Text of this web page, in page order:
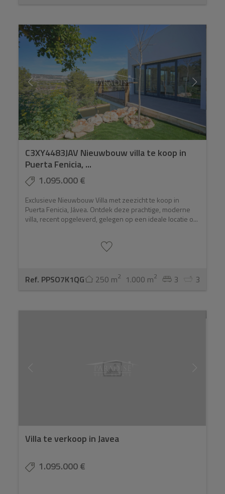
C3XY4483JAV Nieuwbouw villa te koop in
Puerta Fenicia, ...
1.095.000 €
Exclusieve Nieuwbouw Villa met zeezicht te koop in
Puerta Fenicia, Jávea. Ontdek deze prachtige, moderne
villa, recent opgeleverd, gelegen op een ideale locatie o...
Ref. PPSO7K1QG 250 m2 1.000 m2 3 3
Villa te verkoop in Javea
1.095.000 €